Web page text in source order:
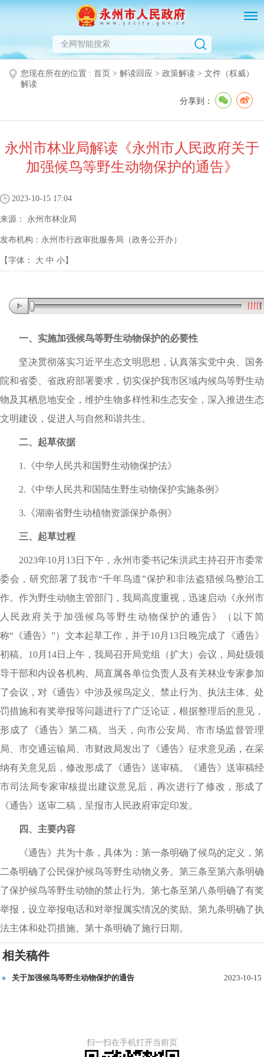
您现在所在的位置 : 首页 > 解读回应 > 政策解读 > 文件（权威）
解读
分享到：
永州市林业局解读《永州市人民政府关于
加强候鸟等野生动物保护的通告》
2023-10-15 17:04
来源： 永州市林业局
发布机构： 永州市行政审批服务局（政务公开办）
【字体： 大 中 小】
一、实施加强候鸟等野生动物保护的必要性
坚决贯彻落实习近平生态文明思想 ， 认真落实党中央、国务
院和省委、省政府部署要求 ， 切实保护我市区域内候鸟等野生动
物及其栖息地安全 ， 维护生物多样性和生态安全 ， 深入推进生态
文明建设 ， 促进人与自然和谐共生。
二、起草依据
1.《中华人民共和国野生动物保护法》
2. 《中华人民共和国陆生野生动物保护实施条例》
3. 《湖南省野生动植物资源保护条例》
三、起草过程
2023年10月13日下午 ， 永州市委书记朱洪武主持召开市委常
委会 ，研究部署了我市“千年鸟道”保护和非法盗猎候鸟整治工
作。 作为野生动物主管部门 ， 我局高度重视 ， 迅速启动《永州市
人民政府关于加强候鸟等野生动物保护的通告》（以下简
称“《通告》”）文本起草工作 ， 并于10月13日晚完成了《通告》
初稿。 10月14日上午 ， 我局召开局党组（扩大）会议 ， 局处级领
导干部和内设各机构、局直属各单位负责人及有关林业专家参加
了会议 ， 对《通告》中涉及候鸟定义、禁止行为、执法主体、处
罚措施和有奖举报等问题进行了广泛论证 ， 根据整理后的意见 ，
形成了《通告》第二稿。 当天 ， 向市公安局、市市场监督管理
局、市交通运输局、市财政局发出了《通告》征求意见函 ， 在采
纳有关意见后 ， 修改形成了《通告》送审稿。
《通告》送审稿经
市司法局专家审核提出建议意见后 ， 再次进行了修改 ， 形成了
《通告》送审二稿 ， 呈报市人民政府审定印发。
四、主要内容
《通告》共为十条 ， 具体为： 第一条明确了候鸟的定义 ， 第
二条明确了公民保护候鸟等野生动物义务。 第三条至第六条明确
了保护候鸟等野生动物的禁止行为。 第七条至第八条明确了有奖
举报 ， 设立举报电话和对举报属实情况的奖励。 第九条明确了执
法主体和处罚措施。 第十条明确了施行日期 。
相关稿件
关于加强候鸟等野生动物保护的通告 2023-10-15
扫一扫在手机打开当前页